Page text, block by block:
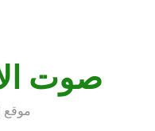
صوت
موقع